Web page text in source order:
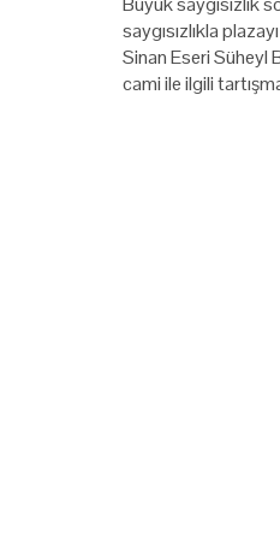
saygısızlıkla
Sinan Eseri Süheyl
cami ile ilgili